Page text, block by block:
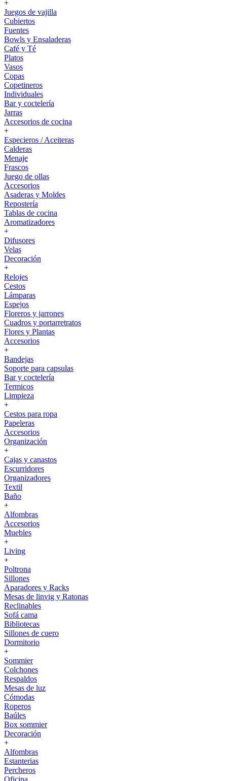
+
Juegos de vajilla
Cubiertos
Fuentes
Bowls y Ensaladeras
Café y Té
Platos
Vasos
Copas
Copetineros
Individuales
Bar y coctelería
Jarras
Accesorios de cocina
+
Especieros / Aceiteras
Calderas
Menaje
Frascos
Juego de ollas
Accesorios
Asaderas y Moldes
Repostería
Tablas de cocina
Aromatizadores
+
Difusores
Velas
Decoración
+
Relojes
Cestos
Lámparas
Espejos
Floreros y jarrones
Cuadros y portarretratos
Flores y Plantas
Accesorios
+
Bandejas
Soporte para capsulas
Bar y coctelería
Termicos
Limpieza
+
Cestos para ropa
Papeleras
Accesorios
Organización
+
Cajas y canastos
Escurridores
Organizadores
Textil
Baño
+
Alfombras
Accesorios
Muebles
+
Living
+
Poltrona
Sillones
Aparadores y Racks
Mesas de linvig y Ratonas
Reclinables
Sofá cama
Bibliotecas
Sillones de cuero
Dormitorio
+
Sommier
Colchones
Respaldos
Mesas de luz
Cómodas
Roperos
Baúles
Box sommier
Decoración
+
Alfombras
Estanterias
Percheros
Oficina